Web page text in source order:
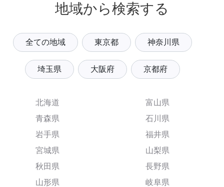
地域から検索する
全ての地域 東京都 神奈川県
埼玉県 大阪府 京都府
北海道
青森県
岩手県
宮城県
秋田県
山形県
富山県
石川県
福井県
山梨県
長野県
岐阜県